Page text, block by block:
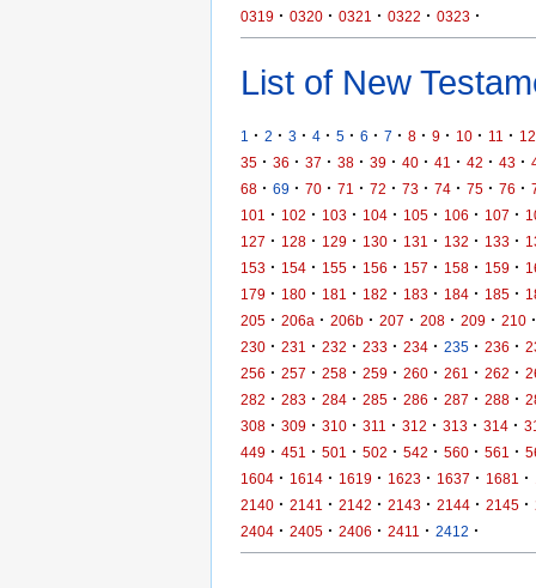
0319 · 0320 · 0321 · 0322 · 0323 ·
List of New
1 · 2 · 3 · 4 · 5 · 6 · 7 · 8 · 9 · 10 · 11 · 12
35 · 36 · 37 · 38 · 39 · 40 · 41 · 42 · 43 ·
68 · 69 · 70 · 71 · 72 · 73 · 74 · 75 · 76 ·
101
· 102 · 103 · 104 · 105 · 106 · 107 ·
127 · 128 · 129 · 130 · 131 · 132 · 133 ·
153 · 154 · 155 · 156 · 157 · 158 · 159 ·
179 · 180 · 181 · 182 · 183 · 184 · 185 ·
205 · 206a · 206b · 207 · 208 · 209 · 210 ·
230 · 231 · 232 · 233 · 234 · 235 · 236 ·
256 · 257 · 258 · 259 · 260 · 261 · 262 ·
282 · 283 · 284 · 285 · 286 · 287 · 288 ·
308 · 309 · 310 · 311 · 312 · 313 · 314 ·
449 · 451 · 501 · 502 · 542 · 560 · 561 ·
1604 · 1614 · 1619 · 1623 · 1637 · 1681 ·
2140 · 2141 · 2142 · 2143 · 2144 · 2145 ·
2404 · 2405 · 2406 · 2411 · 2412 ·